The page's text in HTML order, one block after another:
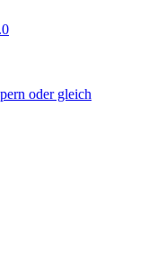
oder gleich